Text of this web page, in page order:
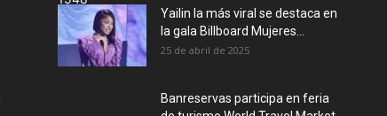
Yailin la más viral se destaca en
la gala Billboard Mujeres...
25 de abril de 2025
Banreservas participa en feria